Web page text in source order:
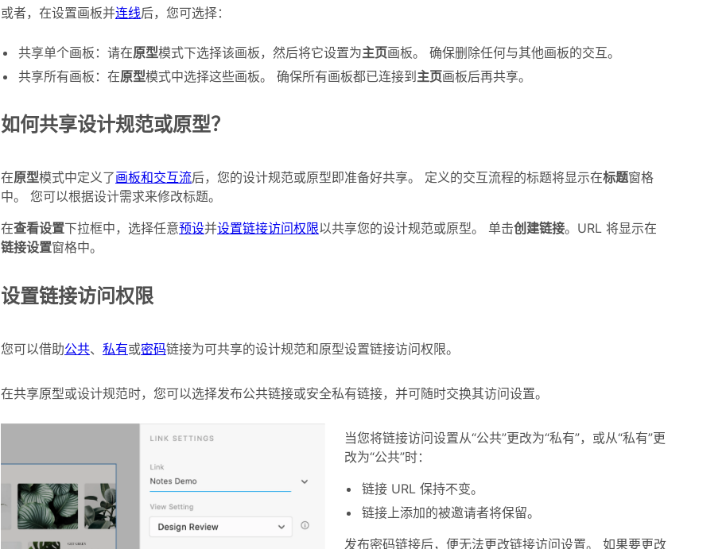
或者，在设置画板并连线后，您可选择：
共享单个画板：请在原型模式下选择该画板，然后将它设置为主页画板。 确保删除任何与其他画板的交互。
共享所有画板：在原型模式中选择这些画板。 确保所有画板都已连接到 主页画板后再共享。
如何共享设计规范或原型？
在原型模式中定义了画板和交互流后，您的设计规范或原型即准备好共享。 定义的交互流程的标题将显示在标题窗格
中。 您可以根据设计需求来修改标题。
在查看设置下拉框中，选择任意预设并设置链接访问权限以共享您的设计规范或原型。 单击创建链接。URL 将显示在
链接设置窗格中。
设置链接访问权限
您可以借助公共、 私有或密码链接为可共享的设计规范和原型设置链接访问权限。
在共享原型或设计规范时，您可以选择发布公共链接或安全私有链接，并可随时交换其访问设置。
当您将链接访问设置从“公共”更改为“私有”，或从“私有”更
改为“公共”时：
链接 URL 保持不变。
链接上添加的被邀请者将保留。
发布密码链接后，便无法更改链接访问设置。 如果要更改